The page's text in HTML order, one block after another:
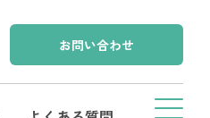
お問い合わせ